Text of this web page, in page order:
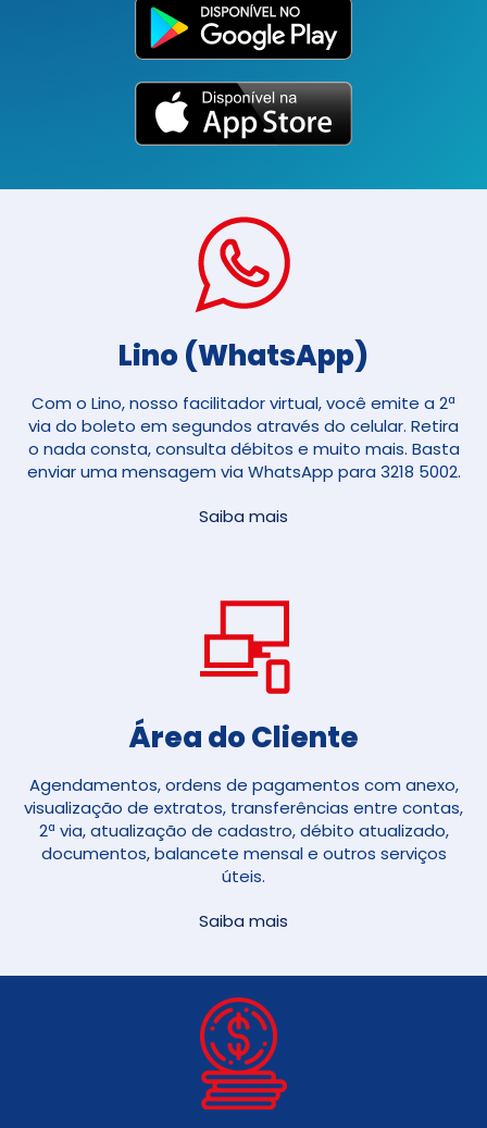
Lino (WhatsApp)
Com o Lino, nosso facilitador virtual, você emite a 2ª
via do boleto em segundos através do celular. Retira
o nada consta, consulta débitos e muito mais. Basta
enviar uma mensagem via WhatsApp para 3218 5002.
Saiba mais
Área do Cliente
Agendamentos, ordens de pagamentos com anexo,
visualização de extratos, transferências entre contas,
2ª via, atualização de cadastro, débito atualizado,
documentos, balancete mensal e outros serviços
úteis.
Saiba mais